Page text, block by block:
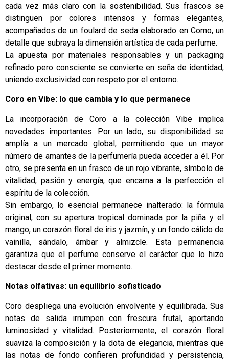
cada vez más claro con la sostenibilidad. Sus frascos se
distinguen por colores intensos y formas elegantes,
acompañados de un foulard de seda elaborado en Como, un
detalle que subraya la dimensión artística de cada perfume.
La apuesta por materiales responsables y un packaging
refinado pero consciente se convierte en seña de identidad,
uniendo exclusividad con respeto por el entorno.
Coro en Vibe: lo que cambia y lo que permanece
La incorporación de Coro a la colección Vibe implica
novedades importantes. Por un lado, su disponibilidad se
amplía a un mercado global, permitiendo que un mayor
número de amantes de la perfumería pueda acceder a él. Por
otro, se presenta en un frasco de un rojo vibrante, símbolo de
vitalidad, pasión y energía, que encarna a la perfección el
espíritu de la colección.
Sin embargo, lo esencial permanece inalterado: la fórmula
original, con su apertura tropical dominada por la piña y el
mango, un corazón floral de iris y jazmín, y un fondo cálido de
vainilla, sándalo, ámbar y almizcle. Esta permanencia
garantiza que el perfume conserve el carácter que lo hizo
destacar desde el primer momento.
Notas olfativas: un equilibrio sofisticado
Coro despliega una evolución envolvente y equilibrada. Sus
notas de salida irrumpen con frescura frutal, aportando
luminosidad y vitalidad. Posteriormente, el corazón floral
suaviza la composición y la dota de elegancia, mientras que
las notas de fondo confieren profundidad y persistencia,